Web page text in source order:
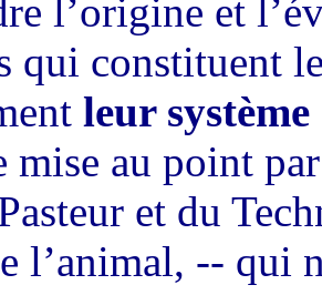
l’origine et
qui constituent
leur
mise au point
et du
l’animal, -- qui